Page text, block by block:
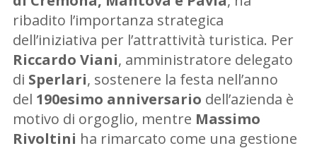
ribadito l’importanza strategica
dell’iniziativa per l’attrattività turistica. Per
Riccardo Viani, amministratore delegato
di Sperlari, sostenere la festa nell’anno
del 190esimo anniversario dell’azienda è
motivo di orgoglio, mentre Massimo
Rivoltini ha rimarcato come una gestione